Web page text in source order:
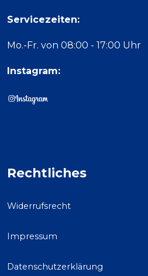
Servicezeiten:
Mo.-Fr. von 08:00 - 17:00 Uhr
Instagram:
Rechtliches
Widerrufsrecht
Impressum
Datenschutzerklärung